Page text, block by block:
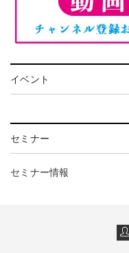
イベント
セミナー
セミナー情報